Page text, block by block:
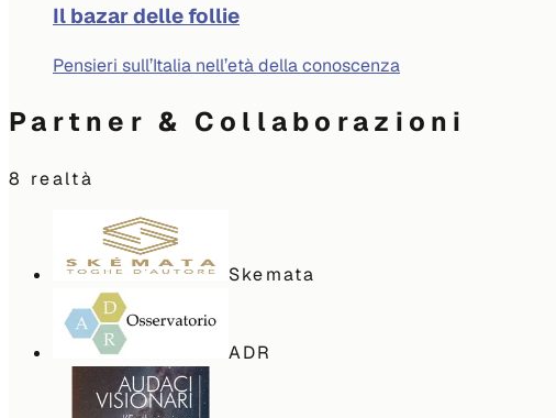
Il bazar delle follie
Pensieri sull’Italia nell’età della conoscenza
Partner & Collaborazioni
8 realtà
Skemata
ADR